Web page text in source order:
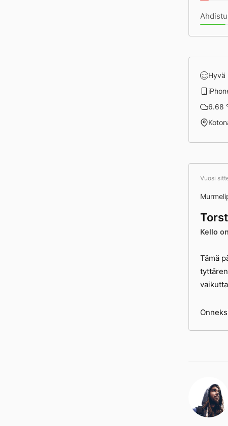
Hyvä
6.68
Vuosi
Kello
Tämä